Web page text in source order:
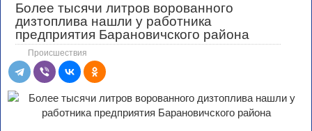
Более тысячи литров ворованного
дизтоплива нашли у работника
предприятия Барановичского района
Происшествия